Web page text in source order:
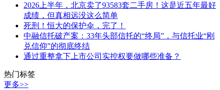
2026上半年，北京卖了93583套二手房！这是近五年最好
成绩，但真相远没这么简单
死刑！恒大的保护伞，完了！
中融信托破产案：33年头部信托的“终局”，与信托业“刚
兑信仰”的彻底终结
通过重整拿下上市公司实控权要做哪些准备？
热门标签
更多>>